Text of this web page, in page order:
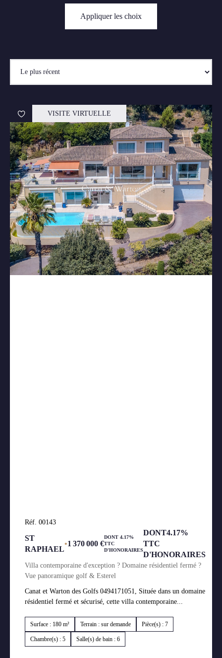
Appliquer les choix
VISITE VIRTUELLE
Réf. 00143
ST
RAPHAEL
•1 370 000 €
DONT 4.17%
TTC
D'HONORAIRES
DONT4.17%
TTC
D'HONORAIRES
Villa contemporaine d'exception ? Domaine résidentiel fermé ?
Vue panoramique golf & Esterel
Canat et Warton des Golfs 0494171051, Située dans un domaine
résidentiel fermé et sécurisé, cette villa contemporaine...
Surface : 180 m² Terrain : sur demande Pièce(s) : 7
Chambre(s) : 5 Salle(s) de bain : 6